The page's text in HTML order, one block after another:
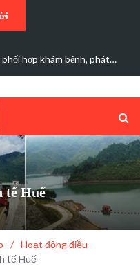
điện A Vương sơ kết…
tế Huế
/ Hoạt động điều
tế Huế